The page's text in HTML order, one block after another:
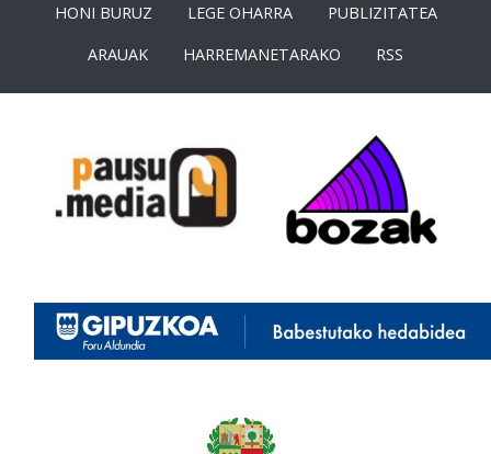
HONI BURUZ LEGE OHARRA
PUBLIZITATEA
ARAUAK
HARREMANETARAKO RSS